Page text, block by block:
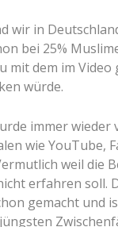
wir in
bei 25%
mit dem im Video
würde.
immer wieder
wie YouTube,
weil die
erfahren soll.
gemacht und